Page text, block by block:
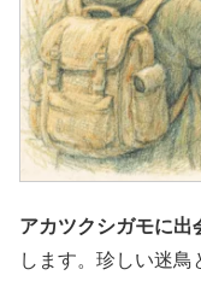
アカツクシガモに出
します。珍しい迷